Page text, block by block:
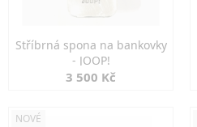
Stříbrná spona na bankovky
- JOOP!
3 500 Kč
NOVÉ